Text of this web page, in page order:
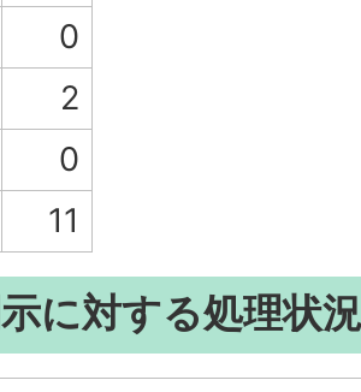
0
2
0
11
に対する処理状況